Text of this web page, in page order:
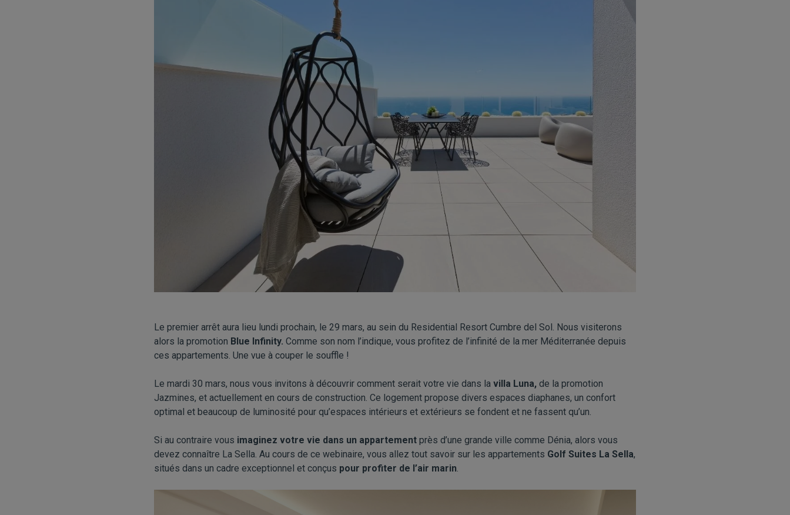
Le premier arrêt aura lieu lundi prochain, le 29 mars, au sein du Residential Resort Cumbre del Sol. Nous visiterons
alors la promotion Blue Infinity. Comme son nom l’indique, vous profitez de l’infinité de la mer Méditerranée depuis
ces appartements. Une vue à couper le souffle !
Le mardi 30 mars, nous vous invitons à découvrir comment serait votre vie dans la villa Luna, de la promotion
Jazmines, et actuellement en cours de construction. Ce logement propose divers espaces diaphanes, un confort
optimal et beaucoup de luminosité pour qu’espaces intérieurs et extérieurs se fondent et ne fassent qu’un.
Si au contraire vous imaginez votre vie dans un appartement près d’une grande ville comme Dénia, alors vous
devez connaître La Sella. Au cours de ce webinaire, vous allez tout savoir sur les appartements Golf Suites La Sella,
situés dans un cadre exceptionnel et conçus pour profiter de l’air marin